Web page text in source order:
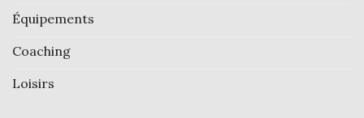
Équipements
Coaching
Loisirs